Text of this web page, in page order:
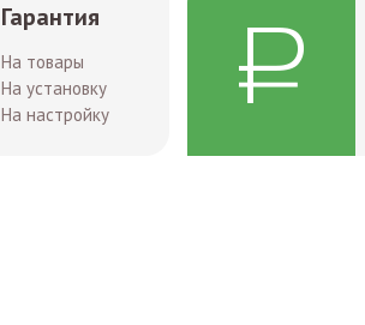
Гарантия
На товары
На установку
На настройку